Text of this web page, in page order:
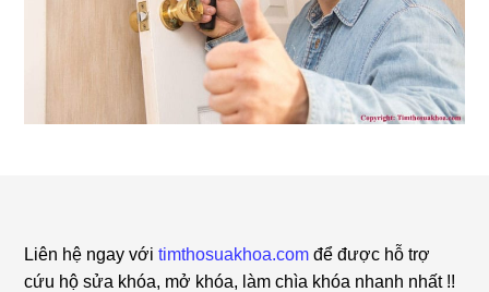
Liên hệ ngay vớitimthosuakhoa.com để được hỗ trợ
cứu hộ sửa khóa, mở khóa, làm chìa khóa nhanh nhất !!